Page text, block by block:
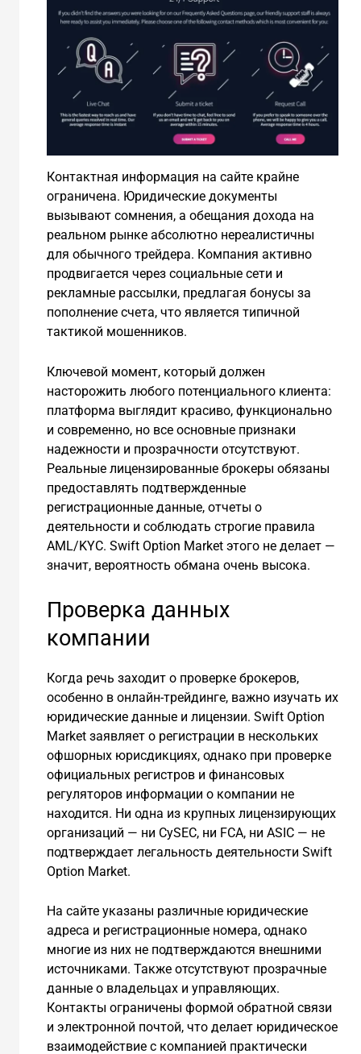
Контактная информация на сайте крайне
ограничена. Юридические документы
вызывают сомнения, а обещания дохода на
реальном рынке абсолютно нереалистичны
для обычного трейдера. Компания активно
продвигается через социальные сети и
рекламные рассылки, предлагая бонусы за
пополнение счета, что является типичной
тактикой мошенников.
Ключевой момент, который должен
насторожить любого потенциального клиента:
платформа выглядит красиво, функционально
и современно, но все основные признаки
надежности и прозрачности отсутствуют.
Реальные лицензированные брокеры обязаны
предоставлять подтвержденные
регистрационные данные, отчеты о
деятельности и соблюдать строгие правила
AML/KYC. Swift Option Market этого не делает —
значит, вероятность обмана очень высока.
Проверка данных
компании
Когда речь заходит о проверке брокеров,
особенно в онлайн-трейдинге, важно изучать их
юридические данные и лицензии. Swift Option
Market заявляет о регистрации в нескольких
офшорных юрисдикциях, однако при проверке
официальных регистров и финансовых
регуляторов информации о компании не
находится. Ни одна из крупных лицензирующих
организаций — ни CySEC, ни FCA, ни ASIC — не
подтверждает легальность деятельности Swift
Option Market.
На сайте указаны различные юридические
адреса и регистрационные номера, однако
многие из них не подтверждаются внешними
источниками. Также отсутствуют прозрачные
данные о владельцах и управляющих.
Контакты ограничены формой обратной связи
и электронной почтой, что делает юридическое
взаимодействие с компанией практически